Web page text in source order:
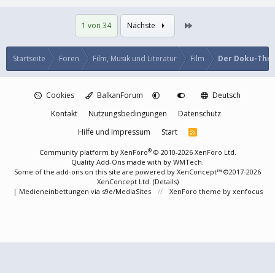
1 von 34 Nächste
Startseite Foren Film, Musik und Literatur Film Der Doku-
Cookies BalkanForum
Deutsch
Kontakt
Nutzungsbedingungen
Datenschutz
Hilfe und Impressum
Start
R
Community platform by XenForo® © 2010-2026 XenForo Ltd.
Quality Add-Ons made with by WMTech.
Some of the add-ons on this site are powered by XenConcept™ ©2017-2026
XenConcept Ltd. (Details)
| Medieneinbettungen via s9e/MediaSites XenForo theme by xenfocus